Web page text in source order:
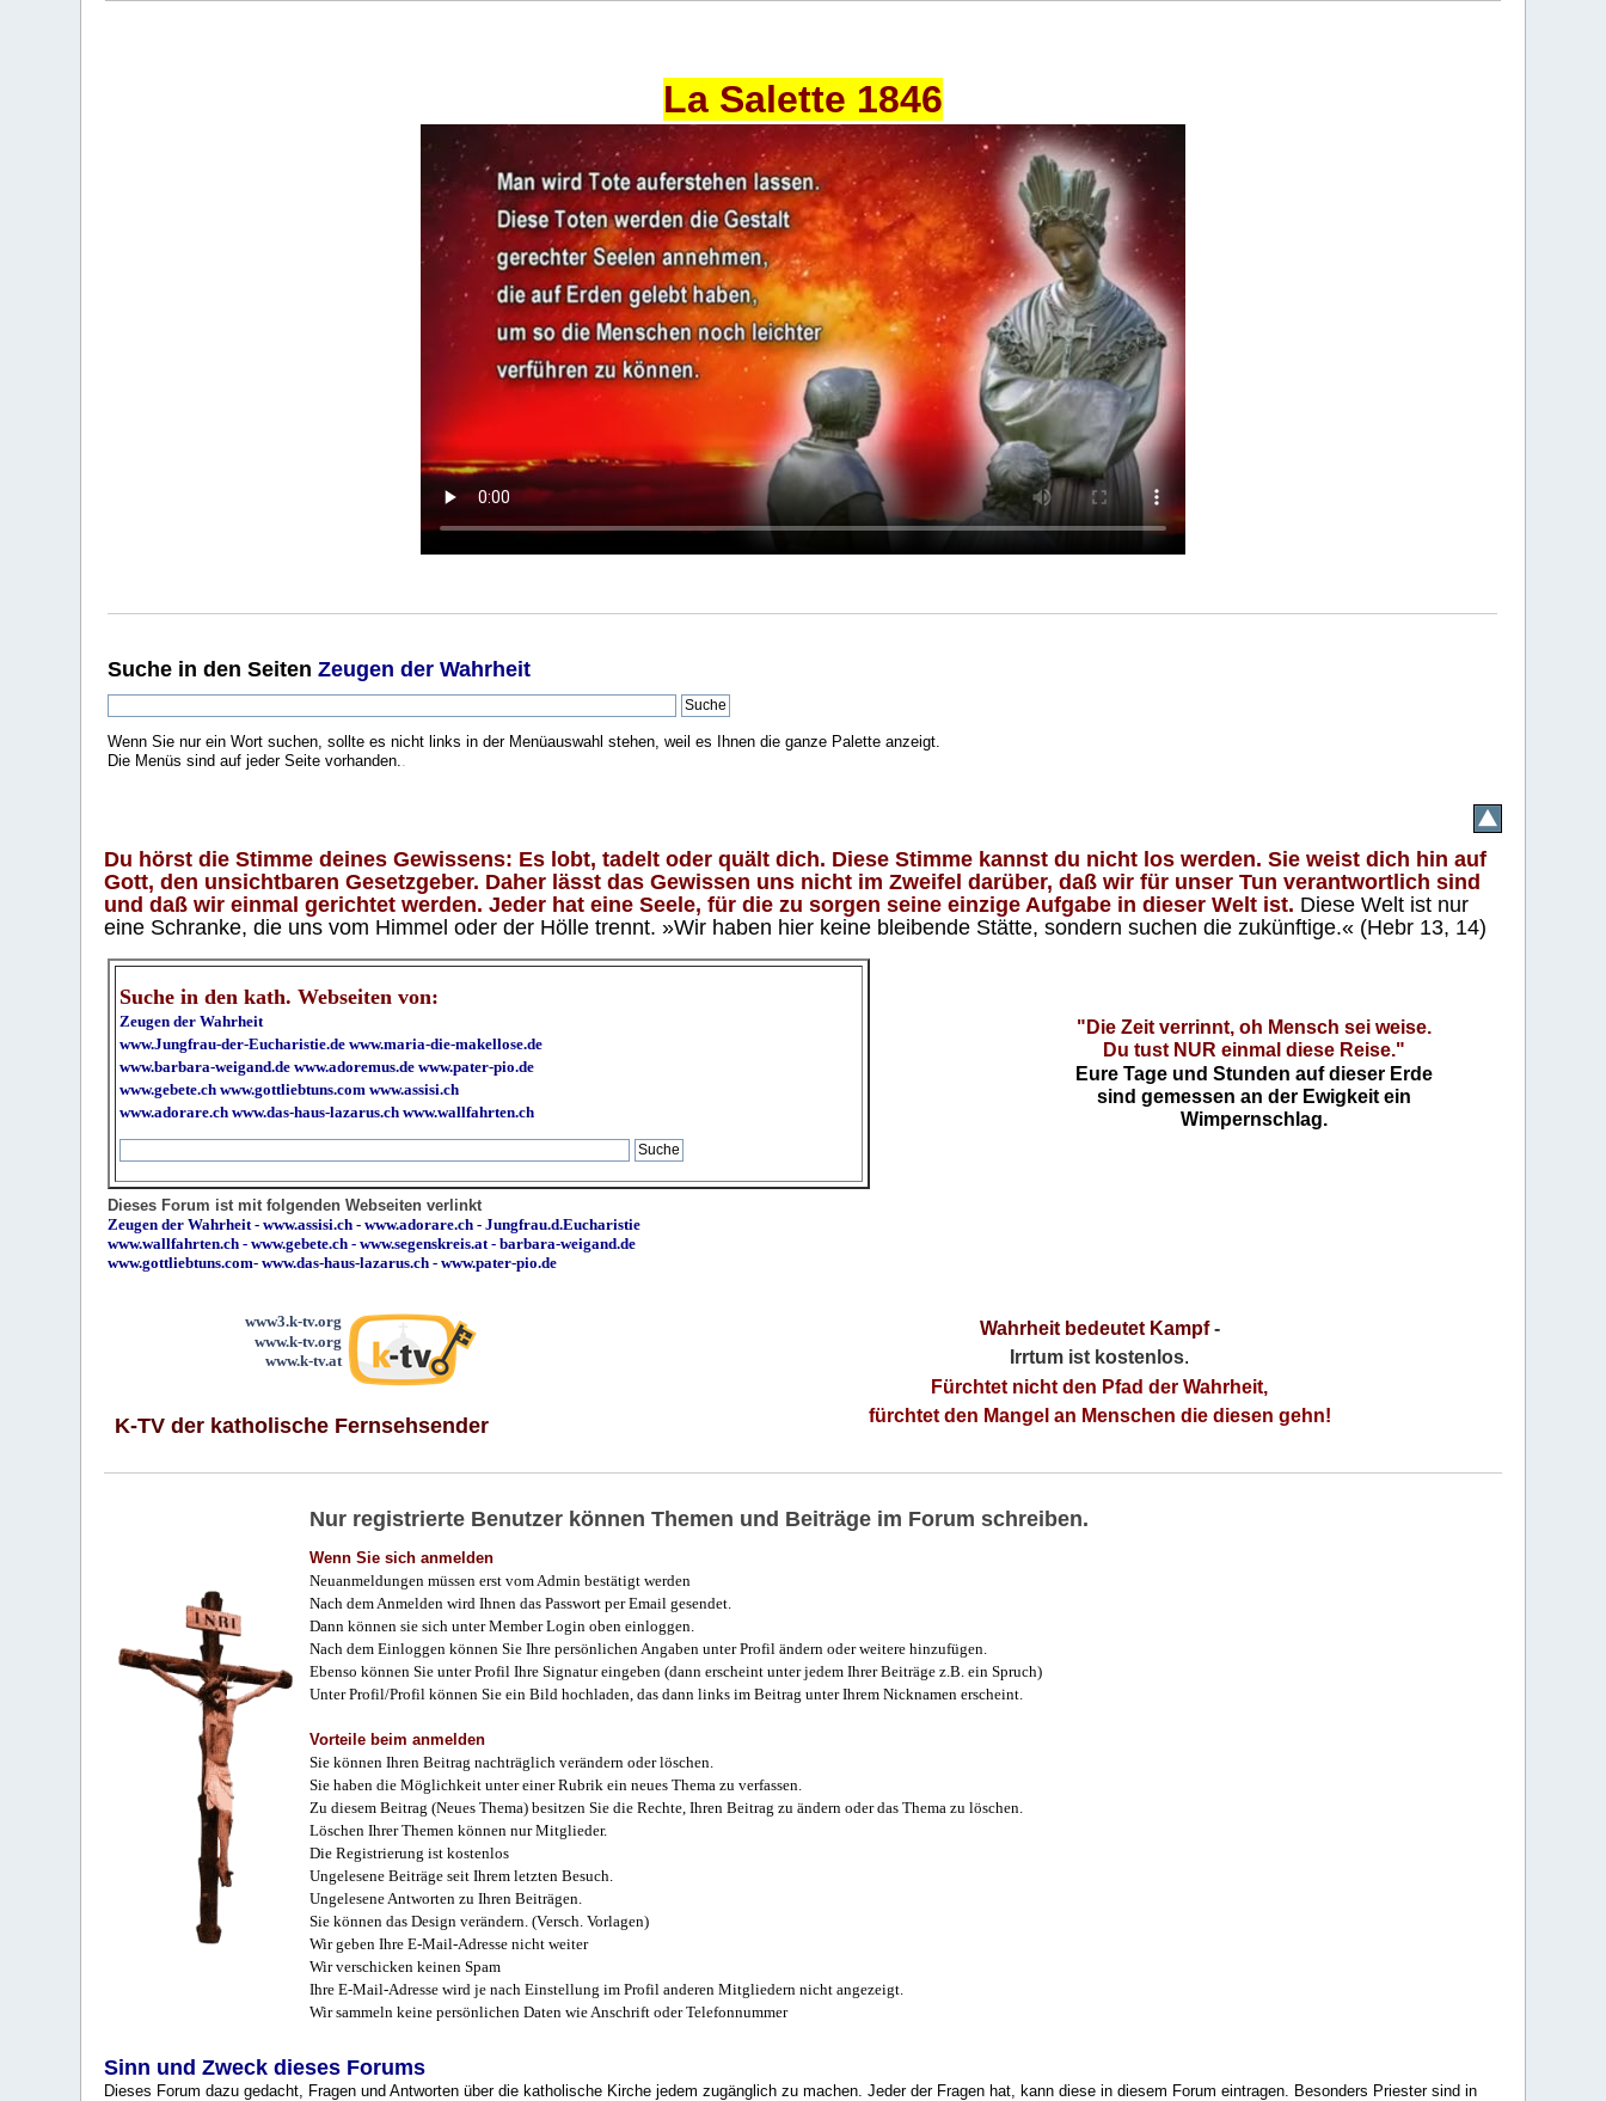
La Salette 1846
Suche in den SeitenZeugen der Wahrheit
Wenn Sie nur ein Wort suchen, sollte es nicht links in der Menüauswahl stehen, weil es Ihnen die ganze Palette anzeigt.
Die Menüs sind auf jeder Seite vorhanden.
Du hörst die Stimme deines Gewissens: Es lobt, tadelt oder quält dich. Diese Stimme kannst du nicht los werden. Sie weist dich hin auf
Gott, den unsichtbaren Gesetzgeber. Daher lässt das Gewissen uns nicht im Zweifel darüber, daß wir für unser Tun verantwortlich sind
und daß wir einmal gerichtet werden. Jeder hat eine Seele, für die zu sorgen seine einzige Aufgabe in dieser Welt ist. Diese Welt ist nur
eine Schranke, die uns vom Himmel oder der Hölle trennt. »Wir haben hier keine bleibende Stätte, sondern suchen die zukünftige.« (Hebr 13, 14)
Suche in den kath. Webseiten von:
Zeugen der Wahrheit
www.Jungfrau-der-Eucharistie.de www.maria-die-makellose.de
www.barbara-weigand.de www.adoremus.de www.pater-pio.de
www.gebete.ch www.gottliebtuns.com www.assisi.ch
www.adorare.ch www.das-haus-lazarus.ch www.wallfahrten.ch
"Die Zeit verrinnt, oh Mensch sei weise.
Du tust NUR einmal diese Reise."
Eure Tage und Stunden auf dieser Erde
sind gemessen an der Ewigkeit ein
Wimpernschlag.
Dieses Forum ist mit folgenden Webseiten verlinkt
Zeugen der Wahrheit -www.assisi.ch -www.adorare.ch -Jungfrau.d.Eucharistie
www.wallfahrten.ch -www.gebete.ch -www.segenskreis.at -barbara-weigand.de
www.gottliebtuns.com-www.das-haus-lazarus.ch - www.pater-pio.de
www3.k-tv.org
www.k-tv.org
www.k-tv.at
K-TV der katholische Fernsehsender
Wahrheit bedeutet Kampf-
Irrtum ist kostenlos.
Fürchtet nicht den Pfad der Wahrheit,
fürchtet den Mangel an Menschen die diesen gehn!
Nur registrierte Benutzer können Themen und Beiträge im Forum schreiben.
Wenn Sie sich anmelden
Neuanmeldungen müssen erst vom Admin bestätigt werden
Nach dem Anmelden wird Ihnen das Passwort per Email gesendet.
Dann können sie sich unter Member Login oben einloggen.
Nach dem Einloggen können Sie Ihre persönlichen Angaben unter Profil ändern oder weitere hinzufügen.
Ebenso können Sie unter Profil Ihre Signatur eingeben (dann erscheint unter jedem Ihrer Beiträge z.B. ein Spruch)
Unter Profil/Profil können Sie ein Bild hochladen, das dann links im Beitrag unter Ihrem Nicknamen erscheint.
Vorteile beim anmelden
Sie können Ihren Beitrag nachträglich verändern oder löschen.
Sie haben die Möglichkeit unter einer Rubrik ein neues Thema zu verfassen.
Zu diesem Beitrag (Neues Thema) besitzen Sie die Rechte, Ihren Beitrag zu ändern oder das Thema zu löschen.
Löschen Ihrer Themen können nur Mitglieder.
Die Registrierung ist kostenlos
Ungelesene Beiträge seit Ihrem letzten Besuch.
Ungelesene Antworten zu Ihren Beiträgen.
Sie können das Design verändern. (Versch. Vorlagen)
Wir geben Ihre E-Mail-Adresse nicht weiter
Wir verschicken keinen Spam
Ihre E-Mail-Adresse wird je nach Einstellung im Profil anderen Mitgliedern nicht angezeigt.
Wir sammeln keine persönlichen Daten wie Anschrift oder Telefonnummer
Sinn und Zweck dieses Forums
Dieses Forum dazu gedacht, Fragen und Antworten über die katholische Kirche jedem zugänglich zu machen. Jeder der Fragen hat, kann diese in diesem Forum eintragen. Besonders Priester sind in